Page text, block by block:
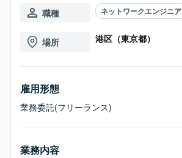
職種 ネットワークエンジニア
場所 港区（東京都）
雇用形態
業務委託(フリーランス)
業務内容